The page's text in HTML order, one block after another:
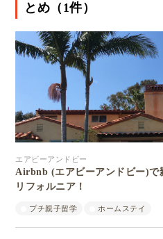
とめ（1件）
エアビーアンドビー
Airbnb (エアビーアンドビー)で
リフォルニア！
プチ親子留学 ホームステイ